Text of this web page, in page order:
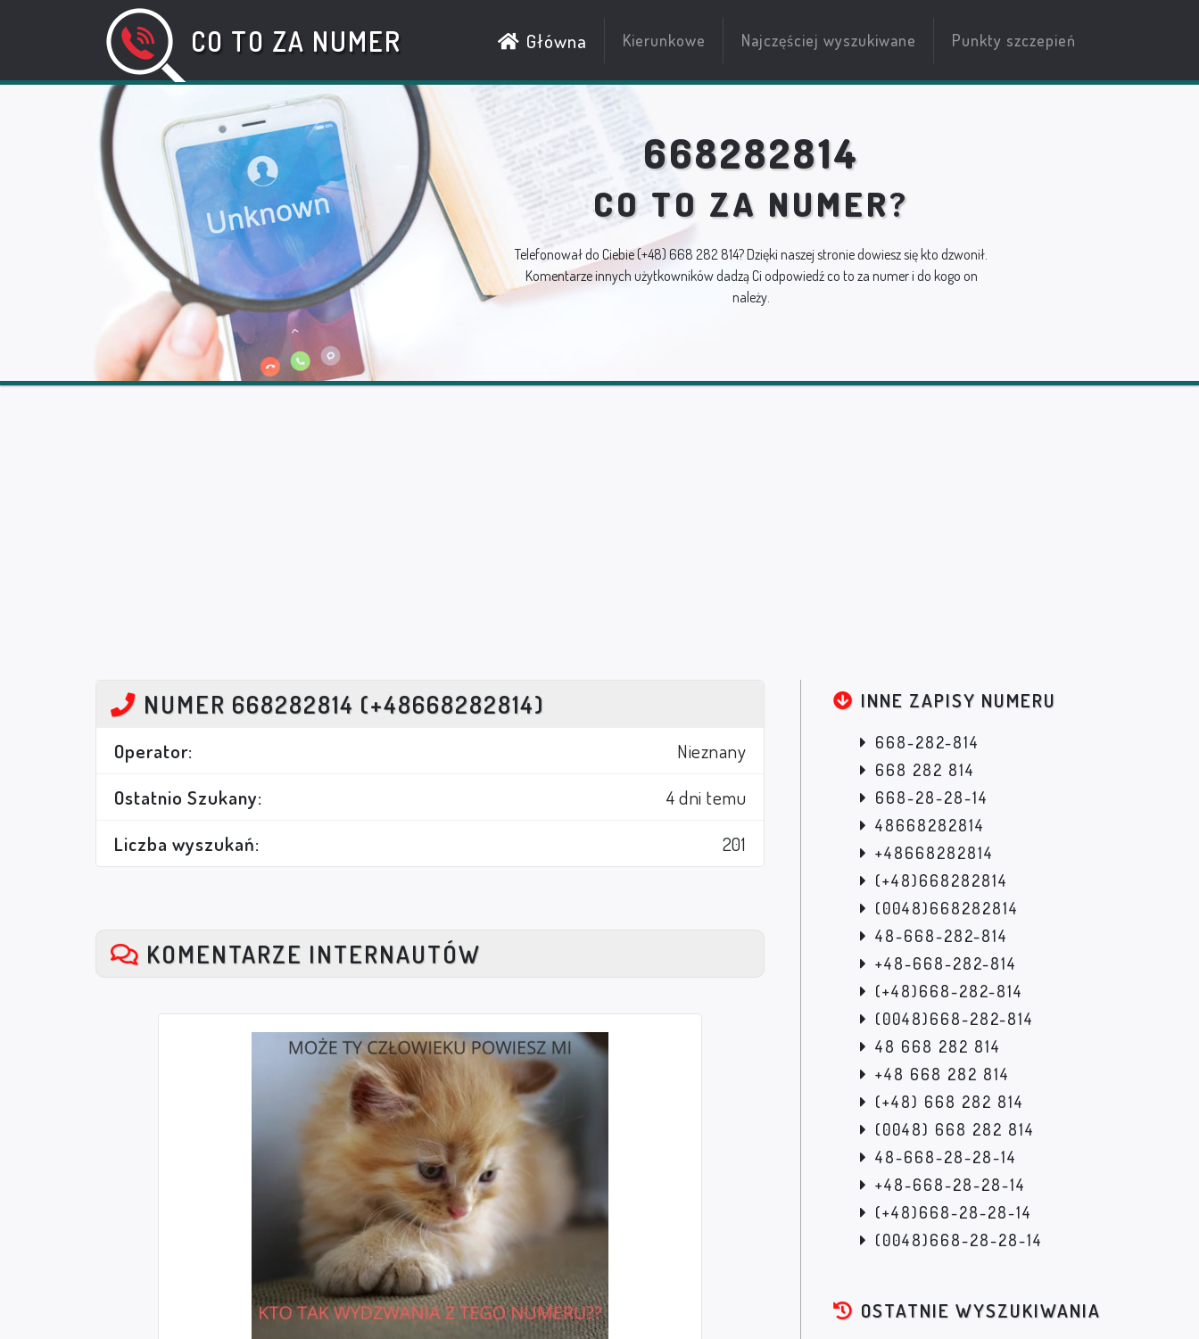
CO TO ZA NUMER Główna Kierunkowe Najczęściej wyszukiwane Punkty szczepień
668282814
CO TO ZA NUMER?
Telefonował do Ciebie(+48) 668 282 814? Dzięki naszej stronie dowiesz się kto dzwonił.
Komentarze innych użytkowników dadzą Ci odpowiedź co to za numer i do kogo on
należy.
NUMER 668282814 (+48668282814)
Operator:
Nieznany
Ostatnio Szukany:
4 dni temu
Liczba wyszukań:
201
KOMENTARZE INTERNAUTÓW
INNE ZAPISY NUMERU
668-282-814
668 282 814
668-28-28-14
48668282814
+48668282814
(+48)668282814
(0048)668282814
48-668-282-814
+48-668-282-814
(+48)668-282-814
(0048)668-282-814
48 668 282 814
+48 668 282 814
(+48) 668 282 814
(0048) 668 282 814
48-668-28-28-14
+48-668-28-28-14
(+48)668-28-28-14
(0048)668-28-28-14
OSTATNIE WYSZUKIWANIA